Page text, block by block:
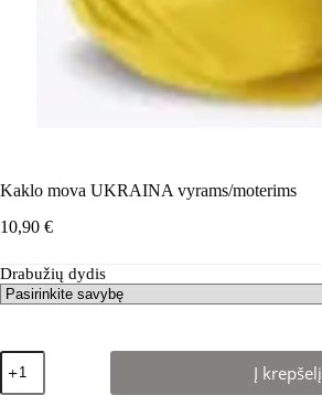
Kaklo mova UKRAINA vyrams/moterims
10,90 €
Drabužių dydis
produkto
kiekis:
Kaklo
Į krepšelį